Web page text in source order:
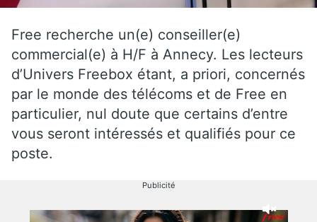
Free recherche un(e) conseiller(e)
commercial(e) à H/F à Annecy. Les lecteurs
d’Univers Freebox étant, a priori, concernés
par le monde des télécoms et de Free en
particulier, nul doute que certains d’entre
vous seront intéressés et qualifiés pour ce
poste.
Publicité